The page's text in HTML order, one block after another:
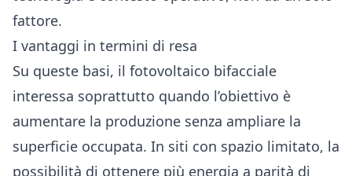
fattore.
I vantaggi in termini di resa
Su queste basi, il fotovoltaico bifacciale
interessa soprattutto quando l’obiettivo è
aumentare la produzione senza ampliare la
superficie occupata. In siti con spazio limitato, la
possibilità di ottenere più energia a parità di